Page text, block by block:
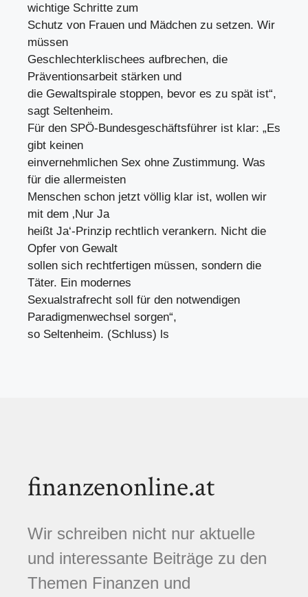
wichtige Schritte zum
Schutz von Frauen und Mädchen zu setzen. Wir
müssen
Geschlechterklischees aufbrechen, die
Präventionsarbeit stärken und
die Gewaltspirale stoppen, bevor es zu spät ist“,
sagt Seltenheim.
Für den SPÖ-Bundesgeschäftsführer ist klar: „Es
gibt keinen
einvernehmlichen Sex ohne Zustimmung. Was
für die allermeisten
Menschen schon jetzt völlig klar ist, wollen wir
mit dem ‚Nur Ja
heißt Ja‘-Prinzip rechtlich verankern. Nicht die
Opfer von Gewalt
sollen sich rechtfertigen müssen, sondern die
Täter. Ein modernes
Sexualstrafrecht soll für den notwendigen
Paradigmenwechsel sorgen“,
so Seltenheim. (Schluss) ls
finanzenonline.at
Wir schreiben nicht nur aktuelle
und interessante Beiträge zu den
Themen Finanzen und